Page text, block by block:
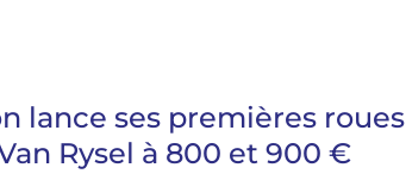
lance ses premières roues
Rysel à 800 et 900 €